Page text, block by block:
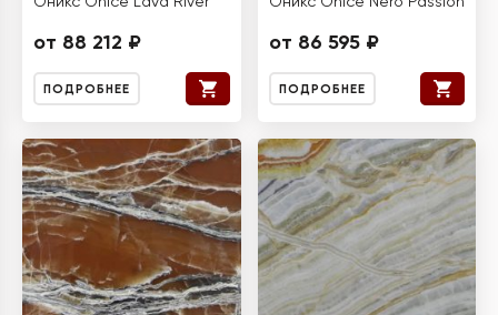
от 88 212 ₽
ПОДРОБНЕЕ
от 86 595 ₽
ПОДРОБНЕЕ